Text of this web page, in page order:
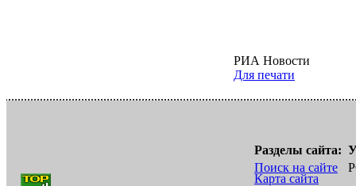
РИА Новости
Для печати
Разделы сайта:
Поиск на сайте
Карта сайта